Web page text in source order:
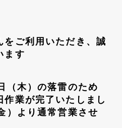
をご利用いただき、誠
ます
（木）の落雷のため
作業が完了いたしまし
）より通常営業させ